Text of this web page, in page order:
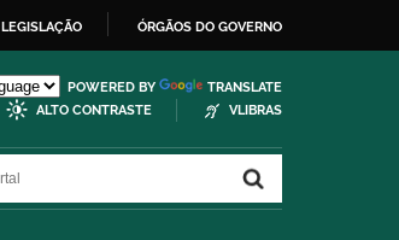
LEGISLAÇÃO ÓRGÃOS DO GOVERNO
POWERED BY
TRANSLATE
ALTO CONTRASTE
VLIBRAS